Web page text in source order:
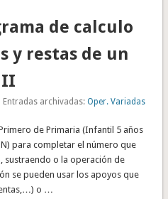
de calculo
y restas de un
Entradas archivadas:Oper. Variadas
de Primaria (Infantil 5 años
para completar el número que
sustraendo o la operación de
se pueden usar los apoyos que
o …